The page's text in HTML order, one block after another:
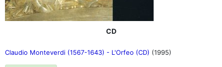
CD
Claudio Monteverdi (1567-1643) - L'Orfeo (CD) (1995)